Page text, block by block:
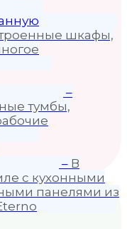
шкафы,
–
тумбы,
– В
с кухонными
панелями из